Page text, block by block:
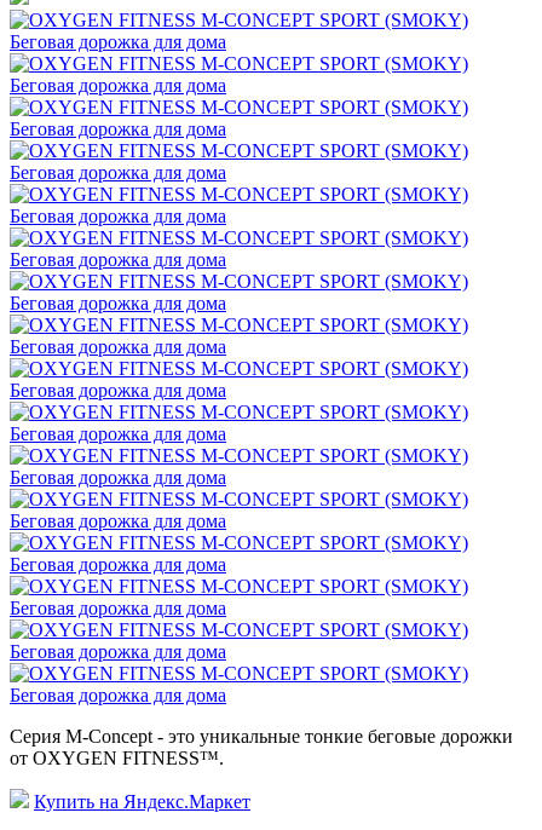
Серия M-Concept - это уникальные тонкие беговые дорожки
от OXYGEN FITNESS™.
Купить на Яндекс.Маркет